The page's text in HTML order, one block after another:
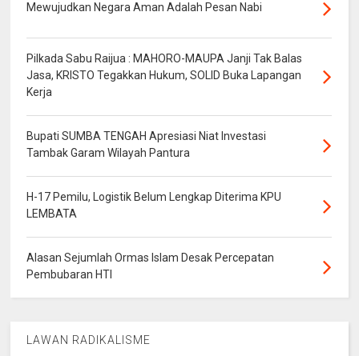
Mewujudkan Negara Aman Adalah Pesan Nabi
Pilkada Sabu Raijua : MAHORO-MAUPA Janji Tak Balas
Jasa, KRISTO Tegakkan Hukum, SOLID Buka Lapangan
Kerja
Bupati SUMBA TENGAH Apresiasi Niat Investasi
Tambak Garam Wilayah Pantura
H-17 Pemilu, Logistik Belum Lengkap Diterima KPU
LEMBATA
Alasan Sejumlah Ormas Islam Desak Percepatan
Pembubaran HTI
LAWAN RADIKALISME